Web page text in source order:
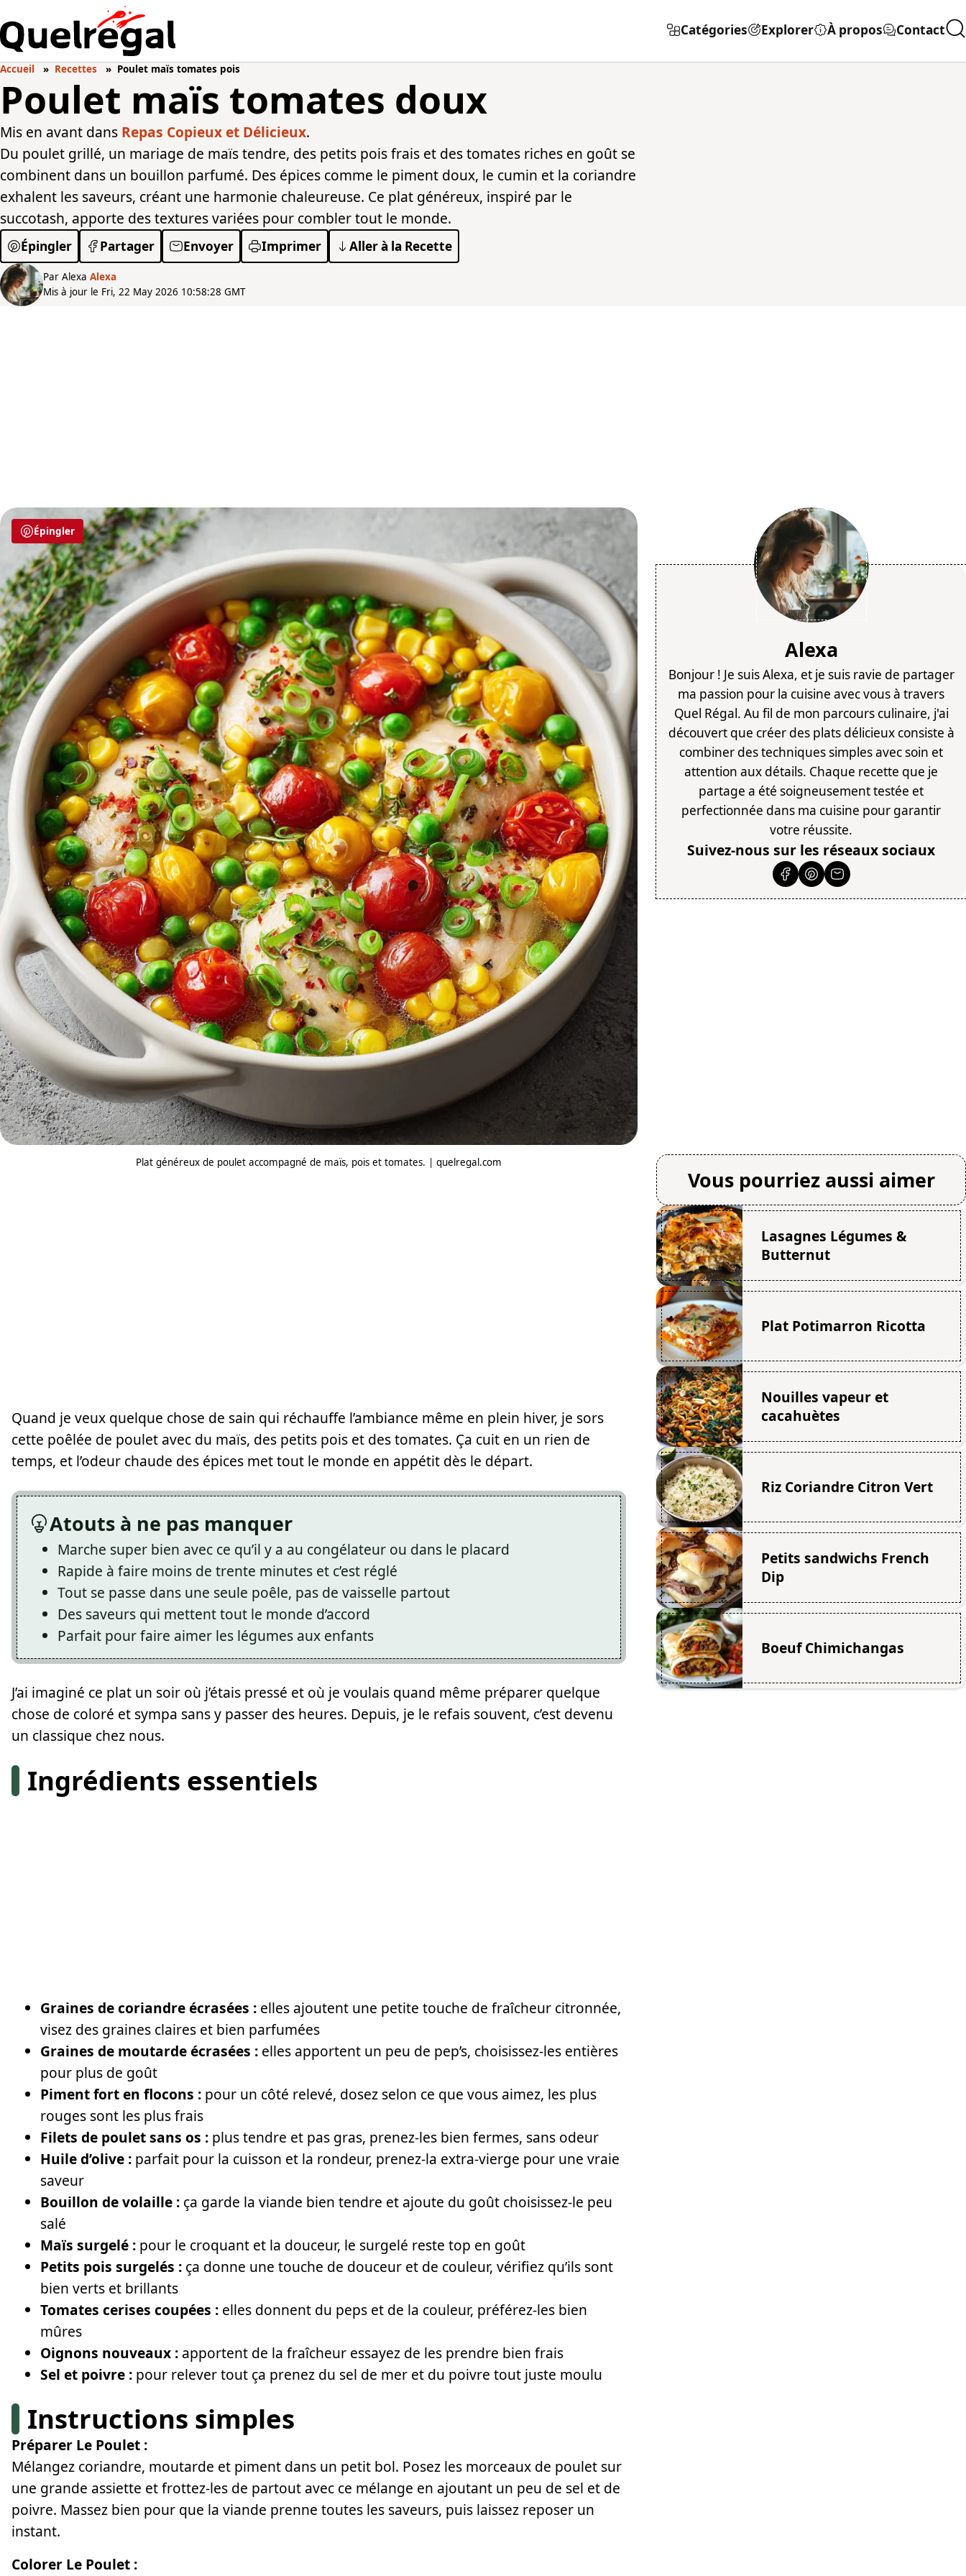
Catégories Explorer À propos Contact
Accueil Recettes Poulet maïs tomates pois
Poulet maïs tomates doux
Mis en avant dans Repas Copieux et Délicieux.
Du poulet grillé, un mariage de maïs tendre, des petits pois frais et des tomates riches en goût se
combinent dans un bouillon parfumé. Des épices comme le piment doux, le cumin et la coriandre
exhalent les saveurs, créant une harmonie chaleureuse. Ce plat généreux, inspiré par le
succotash, apporte des textures variées pour combler tout le monde.
Épingler Partager Envoyer Imprimer Aller à la Recette
Par Alexa Alexa
Mis à jour le Fri, 22 May 2026 10:58:28 GMT
Épingler
Plat généreux de poulet accompagné de maïs, pois et tomates. | quelregal.com
Quand je veux quelque chose de sain qui réchauffe l’ambiance même en plein hiver, je sors
cette poêlée de poulet avec du maïs, des petits pois et des tomates. Ça cuit en un rien de
temps, et l’odeur chaude des épices met tout le monde en appétit dès le départ.
Atouts à ne pas manquer
Marche super bien avec ce qu’il y a au congélateur ou dans le placard
Rapide à faire moins de trente minutes et c’est réglé
Tout se passe dans une seule poêle, pas de vaisselle partout
Des saveurs qui mettent tout le monde d’accord
Parfait pour faire aimer les légumes aux enfants
J’ai imaginé ce plat un soir où j’étais pressé et où je voulais quand même préparer quelque
chose de coloré et sympa sans y passer des heures. Depuis, je le refais souvent, c’est devenu
un classique chez nous.
Ingrédients essentiels
Graines de coriandre écrasées : elles ajoutent une petite touche de fraîcheur citronnée,
visez des graines claires et bien parfumées
Graines de moutarde écrasées : elles apportent un peu de pep’s, choisissez-les entières
pour plus de goût
Piment fort en flocons : pour un côté relevé, dosez selon ce que vous aimez, les plus
rouges sont les plus frais
Filets de poulet sans os : plus tendre et pas gras, prenez-les bien fermes, sans odeur
Huile d’olive : parfait pour la cuisson et la rondeur, prenez-la extra-vierge pour une vraie
saveur
Bouillon de volaille : ça garde la viande bien tendre et ajoute du goût choisissez-le peu
salé
Maïs surgelé : pour le croquant et la douceur, le surgelé reste top en goût
Petits pois surgelés : ça donne une touche de douceur et de couleur, vérifiez qu’ils sont
bien verts et brillants
Tomates cerises coupées : elles donnent du peps et de la couleur, préférez-les bien
mûres
Oignons nouveaux : apportent de la fraîcheur essayez de les prendre bien frais
Sel et poivre : pour relever tout ça prenez du sel de mer et du poivre tout juste moulu
Instructions simples
Préparer Le Poulet :
Mélangez coriandre, moutarde et piment dans un petit bol. Posez les morceaux de poulet sur
une grande assiette et frottez-les de partout avec ce mélange en ajoutant un peu de sel et de
poivre. Massez bien pour que la viande prenne toutes les saveurs, puis laissez reposer un
instant.
Colorer Le Poulet :
Alexa
Bonjour ! Je suis Alexa, et je suis ravie de partager
ma passion pour la cuisine avec vous à travers
Quel Régal. Au fil de mon parcours culinaire, j'ai
découvert que créer des plats délicieux consiste à
combiner des techniques simples avec soin et
attention aux détails. Chaque recette que je
partage a été soigneusement testée et
perfectionnée dans ma cuisine pour garantir
votre réussite.
Suivez-nous sur les réseaux sociaux
Vous pourriez aussi aimer
Lasagnes Légumes &
Butternut
Plat Potimarron Ricotta
Nouilles vapeur et
cacahuètes
Riz Coriandre Citron Vert
Petits sandwichs French
Dip
Boeuf Chimichangas